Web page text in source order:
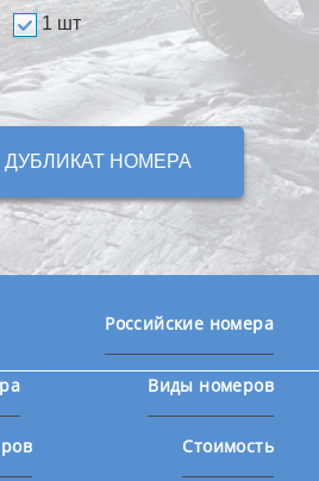
1 шт
ДУБЛИКАТ НОМЕРА
Российские номера
Виды номеров
Стоимость